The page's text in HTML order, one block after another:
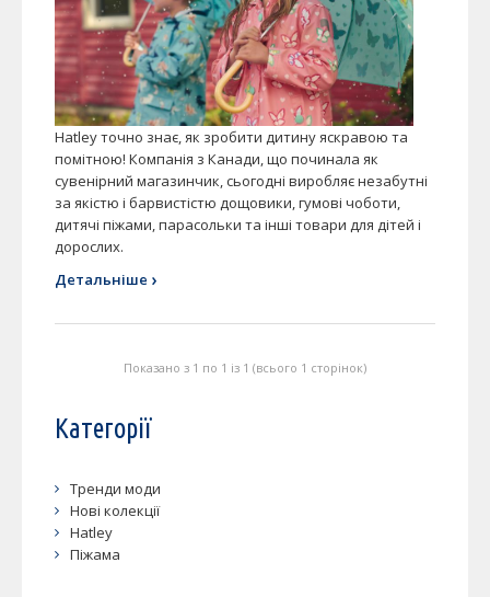
Hatley точно знає, як зробити дитину яскравою та
помітною! Компанія з Канади, що починала як
сувенірний магазинчик, сьогодні виробляє незабутні
за якістю і барвистістю дощовики, гумові чоботи,
дитячі піжами, парасольки та інші товари для дітей і
дорослих.
Детальніше ›
Показано з 1 по 1 із 1 (всього 1 сторінок)
Категорії
Тренди моди
Нові колекції
Hatley
Піжама